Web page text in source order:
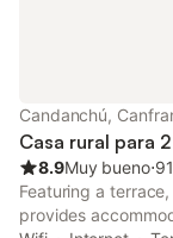
Candanchú,
Casa rural para
8.9Muy bueno⋅
Featuring a
provides